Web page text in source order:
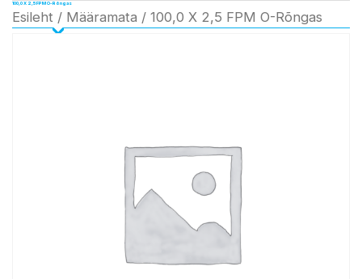
100,0 X 2,5 FPM O-Rõngas
Esileht / Määramata / 100,0 X 2,5 FPM O-Rõngas